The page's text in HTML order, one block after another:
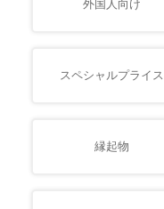
外国人向け
スペシャルプライス
縁起物